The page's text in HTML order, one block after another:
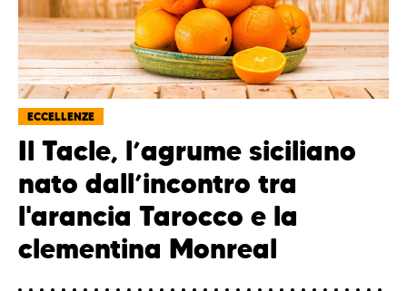
ECCELLENZE
Il Tacle, l’agrume siciliano
nato dall’incontro tra
l'arancia Tarocco e la
clementina Monreal